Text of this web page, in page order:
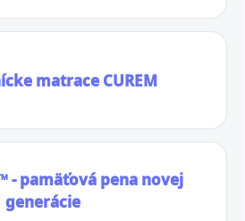
matrace CUREM
- pamäťová pena novej
generácie